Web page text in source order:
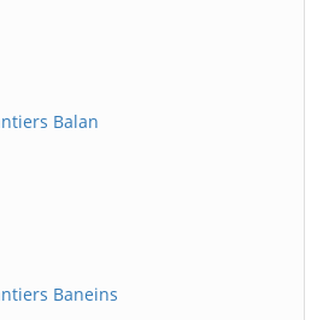
Balan
Baneins